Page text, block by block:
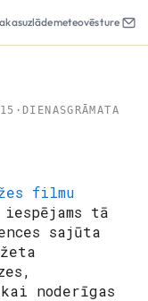
uzlādemeteovēsture
· DIENASGRĀMATA
filmu
tā
sajūta
noderīgas